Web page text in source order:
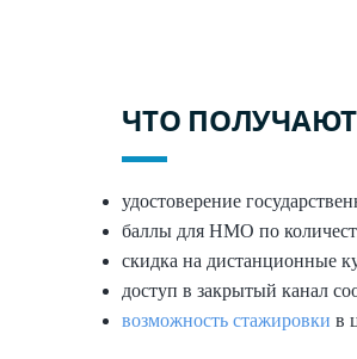
ЧТО
удостоверение
баллы для НМО по
скидка на дистанционные
доступ в закрытый канал
возможность стажировки в